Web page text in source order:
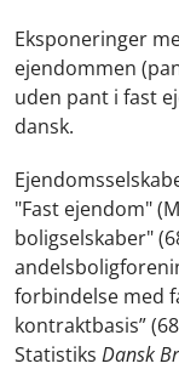
Eksponeringer
ejendommen
uden pant i fast
dansk.
"Fast ejendom"
boligselskaber"
forbindelse med
kontraktbasis”
Statistiks Dansk